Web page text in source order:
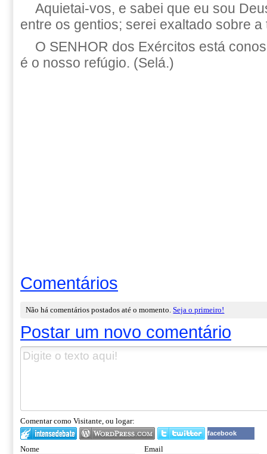
Aquietai-vos, e sabei que eu sou
entre os gentios; serei exaltado sobre a
O SENHOR dos Exércitos está
é o nosso refúgio. (Selá.)
Comentários
Não há comentários postados até o momento.Seja o primeiro!
Postar um novo comentário
Comentar como Visitante, ou logar:
facebook
Nome Email